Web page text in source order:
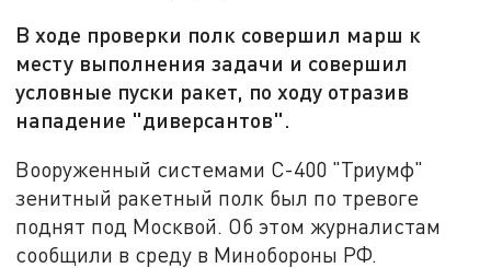
В ходе проверки полк совершил марш к
месту выполнения задачи и совершил
условные пуски ракет, по ходу отразив
нападение "диверсантов".
Вооруженный системами С-400 "Триумф"
зенитный ракетный полк был по тревоге
поднят под Москвой. Об этом журналистам
сообщили в среду в Минобороны РФ.